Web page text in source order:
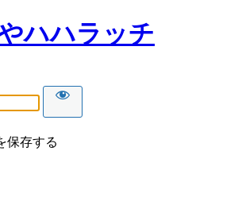
ハハラッチ
保存する